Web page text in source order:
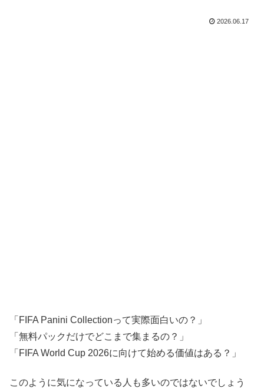
2026.06.17
「FIFA Panini Collectionって実際面白いの？」
「無料パックだけでどこまで集まるの？」
「FIFA World Cup 2026に向けて始める価値はある？」
このように気になっている人も多いのではないでしょう